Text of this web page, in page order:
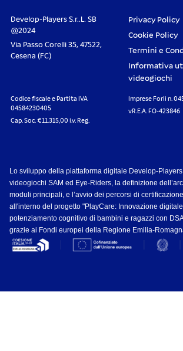
Develop-Players S.r..L. SB
@2024
Via Passo Corelli 35, 47522,
Cesena (FC)
Privacy Policy
Cookie Policy
Termini e
Informativa
videogiochi
Codice fiscale e Partita IVA
04584230405
Cap. Soc. €11.315,00 i.v. Reg.
Imprese Forlì n.
vR.E.A. FO-423846
Lo sviluppo della piattaforma digitale Develop-
videogiochi SAM ed Eye-Riders, la definizione
moduli principali, e l’avvio dei percorsi di
all'interno del progetto "PlayCare: Innovazione digitale
potenziamento cognitivo di bambini e ragazzi con
grazie ai Fondi europei della Regione Emilia-